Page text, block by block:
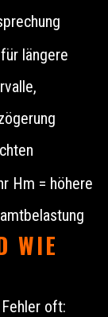
längere
Hm = höhere
WIE
oft: